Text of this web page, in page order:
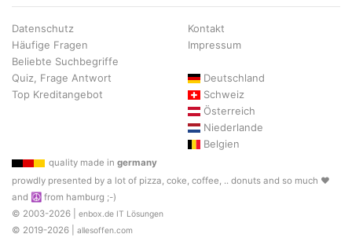
Datenschutz
Häufige Fragen
Beliebte Suchbegriffe
Quiz, Frage Antwort
Top Kreditangebot
Kontakt
Impressum
Deutschland
Schweiz
Österreich
Niederlande
Belgien
quality made in germany
prowdly presented by a lot of pizza, coke, coffee, .. donuts and so much ♥
and ☮ from hamburg ;-)
© 2003-2026 | enbox.de IT Lösungen
© 2019-2026 | allesoffen.com